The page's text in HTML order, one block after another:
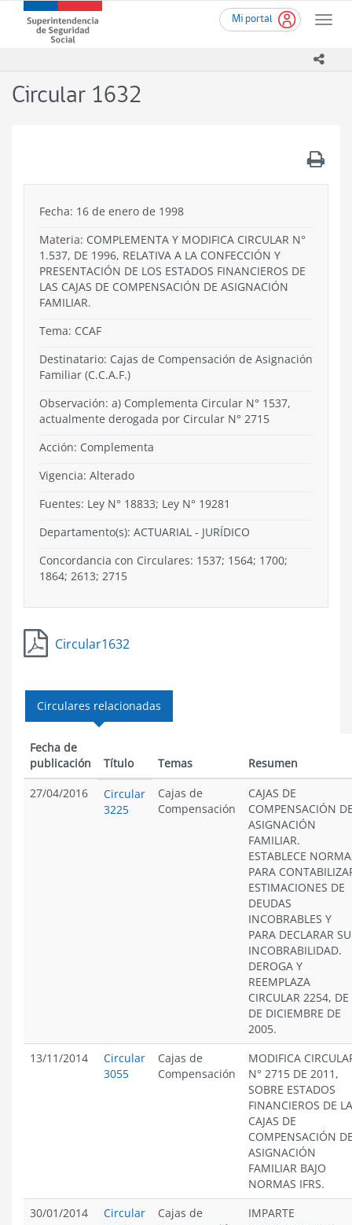
contenido
Mi portal
Toggle
Superintendencia
de
-
Circular 1632
Fecha: 16 de enero de 1998
Materia: COMPLEMENTA Y MODIFICA CIRCULAR N°
1.537, DE 1996, RELATIVA A LA CONFECCIÓN Y
PRESENTACIÓN DE LOS ESTADOS FINANCIEROS DE
LAS CAJAS DE COMPENSACIÓN DE ASIGNACIÓN
FAMILIAR.
Tema: CCAF
Destinatario: Cajas de Compensación de Asignación
Familiar (C.C.A.F.)
Observación: a) Complementa Circular N° 1537,
actualmente derogada por Circular N° 2715
Acción: Complementa
Vigencia: Alterado
Fuentes: Ley N° 18833; Ley N° 19281
Departamento(s): ACTUARIAL - JURÍDICO
Concordancia con Circulares: 1537; 1564; 1700;
1864; 2613; 2715
Circular1632
Circulares relacionadas
Fecha de
publicación
Título Temas
Resumen
27/04/2016
Circular
3225
Cajas de
Compensación
CAJAS DE
COMPENSACIÓN
ASIGNACIÓN
FAMILIAR.
ESTABLECE
PARA
ESTIMACIONES DE
DEUDAS
INCOBRABLES Y
PARA DECLARAR SU
INCOBRABILIDAD.
DEROGA Y
REEMPLAZA
CIRCULAR 2254, DE
DE DICIEMBRE DE
2005.
13/11/2014
Circular
3055
Cajas de
Compensación
MODIFICA
N° 2715 DE 2011,
SOBRE ESTADOS
FINANCIEROS DE
CAJAS DE
COMPENSACIÓN
ASIGNACIÓN
FAMILIAR BAJO
NORMAS IFRS.
30/01/2014
Circular
Cajas de
IMPARTE